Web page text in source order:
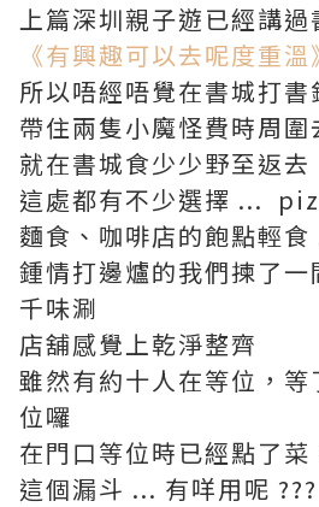
上篇深圳親子遊已經講過
《有興趣可以去呢度重溫
所以唔經唔覺在書城打
帶住兩隻小魔怪費時周圍
就在書城食少少野至返去
這處都有不少選擇 ...
麵食、咖啡店的飽點輕食
鍾情打邊爐的我們揀了
千味涮
店舖感覺上乾淨整齊
雖然有約十人在等位，等
位囉
在門口等位時已經點了
這個漏斗 ... 有咩用呢 ???